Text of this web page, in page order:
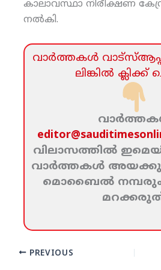
കാലാവസ്ഥാ നിരീക്ഷണ
നല്‍കി.
വാര്‍ത്തകള്‍
ലിങ്കില്‍ ക്ലിക്ക്‌
വിലാസത്തില്‍
വാര്‍ത്തകള്‍
മൊബൈല്‍
PREVIOUS